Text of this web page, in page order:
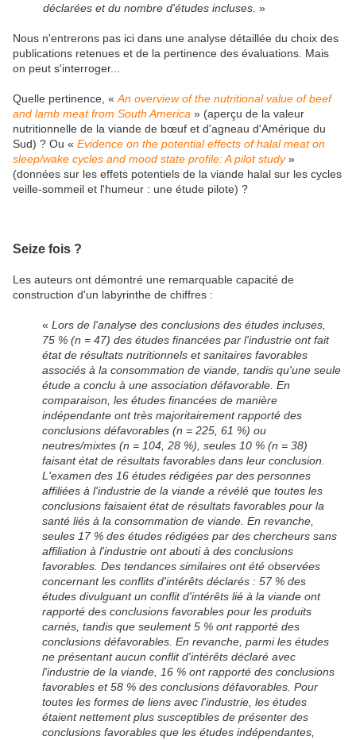
déclarées et du nombre d'études incluses. »
Nous n'entrerons pas ici dans une analyse détaillée du choix des
publications retenues et de la pertinence des évaluations. Mais
on peut s'interroger...
Quelle pertinence, « An overview of the nutritional value of beef
and lamb meat from South America » (aperçu de la valeur
nutritionnelle de la viande de bœuf et d'agneau d'Amérique du
Sud) ? Ou « Evidence on the potential effects of halal meat on
sleep/wake cycles and mood state profile: A pilot study »
(données sur les effets potentiels de la viande halal sur les cycles
veille-sommeil et l'humeur : une étude pilote) ?
Seize fois ?
Les auteurs ont démontré une remarquable capacité de
construction d'un labyrinthe de chiffres :
«Lors de l'analyse des conclusions des études incluses,
75 % (n = 47) des études financées par l'industrie ont fait
état de résultats nutritionnels et sanitaires favorables
associés à la consommation de viande, tandis qu'une seule
étude a conclu à une association défavorable. En
comparaison, les études financées de manière
indépendante ont très majoritairement rapporté des
conclusions défavorables (n = 225, 61 %) ou
neutres/mixtes (n = 104, 28 %), seules 10 % (n = 38)
faisant état de résultats favorables dans leur conclusion.
L'examen des 16 études rédigées par des personnes
affiliées à l'industrie de la viande a révélé que toutes les
conclusions faisaient état de résultats favorables pour la
santé liés à la consommation de viande. En revanche,
seules 17 % des études rédigées par des chercheurs sans
affiliation à l'industrie ont abouti à des conclusions
favorables. Des tendances similaires ont été observées
concernant les conflits d'intérêts déclarés : 57 % des
études divulguant un conflit d'intérêts lié à la viande ont
rapporté des conclusions favorables pour les produits
carnés, tandis que seulement 5 % ont rapporté des
conclusions défavorables. En revanche, parmi les études
ne présentant aucun conflit d'intérêts déclaré avec
l'industrie de la viande, 16 % ont rapporté des conclusions
favorables et 58 % des conclusions défavorables. Pour
toutes les formes de liens avec l'industrie, les études
étaient nettement plus susceptibles de présenter des
conclusions favorables que les études indépendantes,